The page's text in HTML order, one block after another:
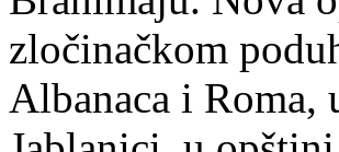
zločinačkom
Albanaca i